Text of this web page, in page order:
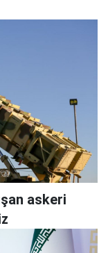
askeri